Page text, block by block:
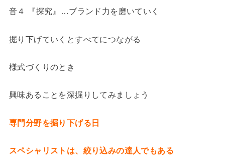
音４ 『探究』…ブランド力を磨いていく
掘り下げていくとすべてにつながる
様式づくりのとき
興味あることを深掘りしてみましょう
専門分野を掘り下げる日
スペシャリストは、絞り込みの達人でもある